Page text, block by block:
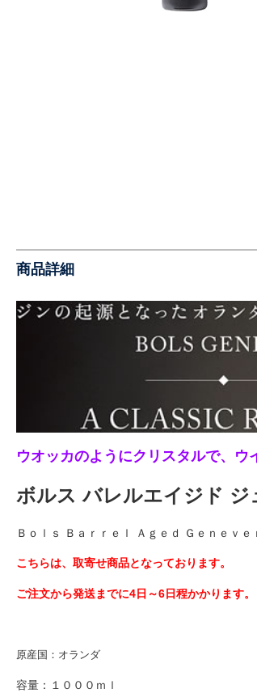
商品詳細
ウオッカのようにクリスタルで、ウ
ボルス バレルエイジド ジ
Ｂｏｌｓ Ｂａｒｒｅｌ Ａｇｅｄ Ｇｅｎｅｖｅ
こちらは、取寄せ商品となっております。
ご注文から発送までに4日～6日程かかります。
原産国：オランダ
容量：１０００ｍｌ